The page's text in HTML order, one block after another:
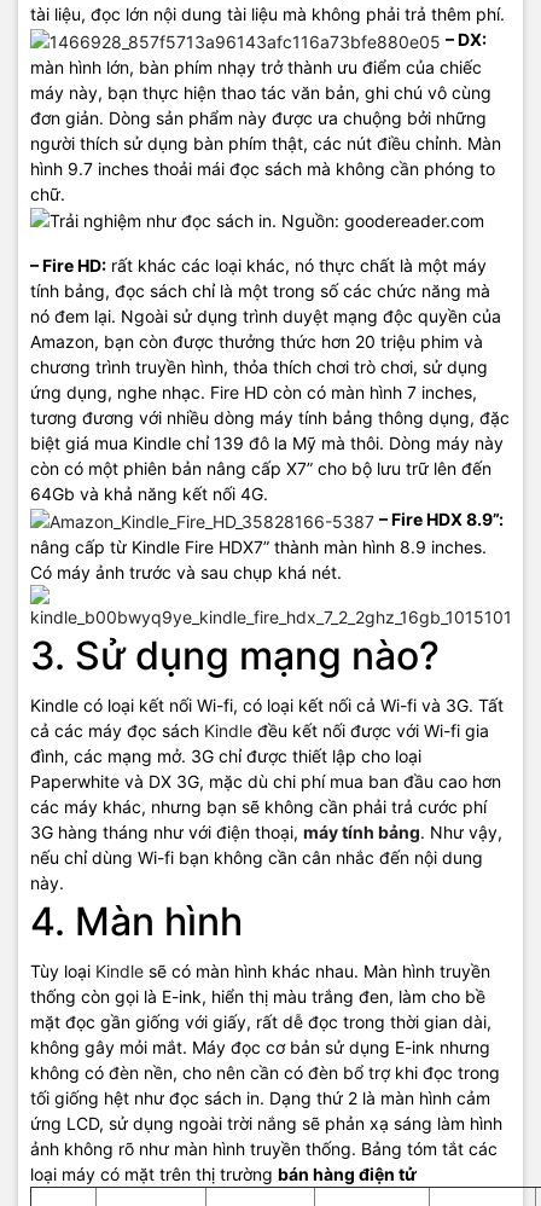
tài liệu, đọc lớn nội dung tài liệu mà không phải trả thêm phí.
– DX:
màn hình lớn, bàn phím nhạy trở thành ưu điểm của chiếc
máy này, bạn thực hiện thao tác văn bản, ghi chú vô cùng
đơn giản. Dòng sản phẩm này được ưa chuộng bởi những
người thích sử dụng bàn phím thật, các nút điều chỉnh. Màn
hình 9.7 inches thoải mái đọc sách mà không cần phóng to
chữ.
– Fire HD: rất khác các loại khác, nó thực chất là một máy
tính bảng, đọc sách chỉ là một trong số các chức năng mà
nó đem lại. Ngoài sử dụng trình duyệt mạng độc quyền của
Amazon, bạn còn được thưởng thức hơn 20 triệu phim và
chương trình truyền hình, thỏa thích chơi trò chơi, sử dụng
ứng dụng, nghe nhạc. Fire HD còn có màn hình 7 inches,
tương đương với nhiều dòng máy tính bảng thông dụng, đặc
biệt giá mua Kindle chỉ 139 đô la Mỹ mà thôi. Dòng máy này
còn có một phiên bản nâng cấp X7” cho bộ lưu trữ lên đến
64Gb và khả năng kết nối 4G.
– Fire HDX 8.9”:
nâng cấp từ Kindle Fire HDX7” thành màn hình 8.9 inches.
Có máy ảnh trước và sau chụp khá nét.
3. Sử dụng mạng nào?
Kindle có loại kết nối Wi-fi, có loại kết nối cả Wi-fi và 3G. Tất
cả các máy đọc sách Kindle đều kết nối được với Wi-fi gia
đình, các mạng mở. 3G chỉ được thiết lập cho loại
Paperwhite và DX 3G, mặc dù chi phí mua ban đầu cao hơn
các máy khác, nhưng bạn sẽ không cần phải trả cước phí
3G hàng tháng như với điện thoại, máy tính bảng. Như vậy,
nếu chỉ dùng Wi-fi bạn không cần cân nhắc đến nội dung
này.
4. Màn hình
Tùy loại Kindle sẽ có màn hình khác nhau. Màn hình truyền
thống còn gọi là E-ink, hiển thị màu trắng đen, làm cho bề
mặt đọc gần giống với giấy, rất dễ đọc trong thời gian dài,
không gây mỏi mắt. Máy đọc cơ bản sử dụng E-ink nhưng
không có đèn nền, cho nên cần có đèn bổ trợ khi đọc trong
tối giống hệt như đọc sách in. Dạng thứ 2 là màn hình cảm
ứng LCD, sử dụng ngoài trời nắng sẽ phản xạ sáng làm hình
ảnh không rõ như màn hình truyền thống. Bảng tóm tắt các
loại máy có mặt trên thị trường bán hàng điện tử